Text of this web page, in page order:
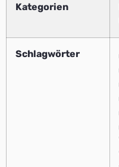
Kategorien
Schlagwörter